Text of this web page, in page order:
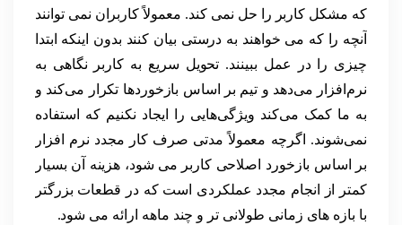
که مشکل کاربر را حل نمی کند. معمولاً کاربران نمی توانند
آنچه را که می خواهند به درستی بیان کنند بدون اینکه ابتدا
چیزی را در عمل ببینند. تحویل سریع به کاربر نگاهی به
نرم‌افزار می‌دهد و تیم بر اساس بازخوردها تکرار می‌کند و
به ما کمک می‌کند ویژگی‌هایی را ایجاد نکنیم که استفاده
نمی‌شوند. اگرچه معمولاً مدتی صرف کار مجدد نرم افزار
بر اساس بازخورد اصلاحی کاربر می شود، هزینه آن بسیار
کمتر از انجام مجدد عملکردی است که در قطعات بزرگتر
با بازه های زمانی طولانی تر و چند ماهه ارائه می شود.